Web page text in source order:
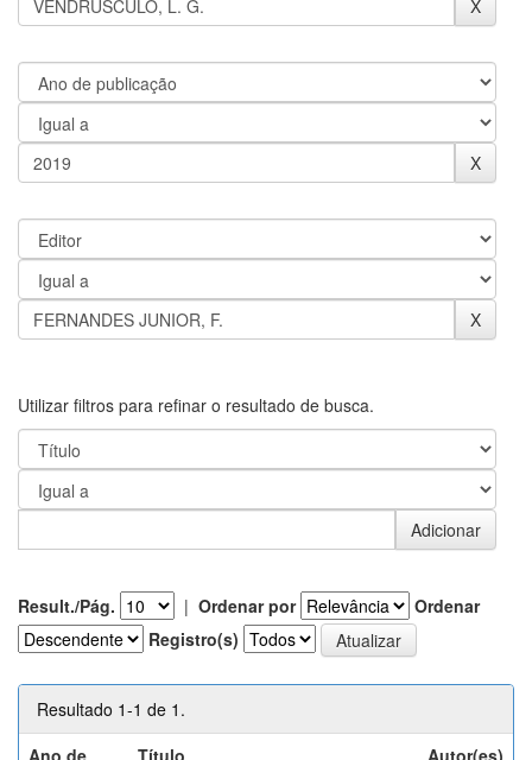
Utilizar filtros para refinar o resultado de busca.
Result./Pág. | Ordenar por
Ordenar
Registro(s)
Resultado 1-1 de 1.
Ano de
Título Autor(es)